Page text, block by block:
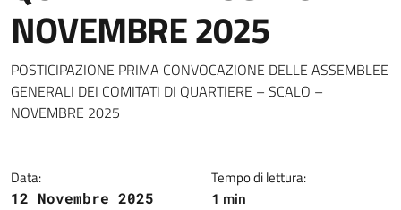
NOVEMBRE 2025
Dettagli della notizia
POSTICIPAZIONE PRIMA CONVOCAZIONE DELLE ASSEMBLEE
GENERALI DEI COMITATI DI QUARTIERE – SCALO –
NOVEMBRE 2025
Data:
12 Novembre 2025
Tempo di lettura:
1 min